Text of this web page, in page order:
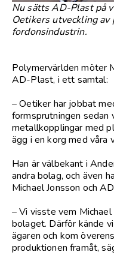
Nu sätts AD-Plast på
Oetikers utveckling
fordonsindustrin.
Polymervärlden möter
AD-Plast, i ett samtal:
– Oetiker har jobbat
formsprutningen sedan
metallkopplingar med
ägg i en korg med våra
Han är välbekant i
andra bolag, och även
Michael Jonsson och
– Vi visste vem
bolaget. Därför kände
ägaren och kom
produktionen framåt,